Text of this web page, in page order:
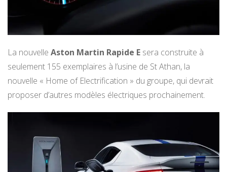
La nouvelle Aston Martin Rapide E sera construite à
seulement 155 exemplaires à l’usine de St Athan, la
nouvelle « Home of Electrification » du groupe, qui devrait
proposer d’autres modèles électriques prochainement.